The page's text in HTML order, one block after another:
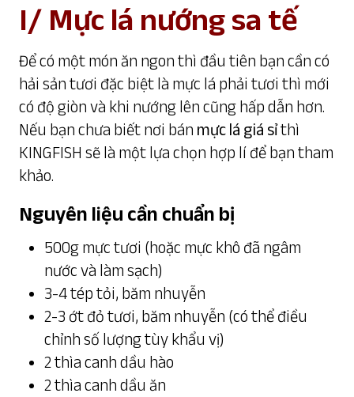
I/ Mực lá nướng sa tế
Để có một món ăn ngon thì đầu tiên bạn cần có
hải sản tươi đặc biệt là mực lá phải tươi thì mới
có độ giòn và khi nướng lên cũng hấp dẫn hơn.
Nếu bạn chưa biết nơi bán mực lá giá sỉthì
KINGFISH sẽ là một lựa chọn hợp lí để bạn tham
khảo.
Nguyên liệu cần chuẩn bị
500g mực tươi (hoặc mực khô đã ngâm
nước và làm sạch)
3-4 tép tỏi, băm nhuyễn
2-3 ớt đỏ tươi, băm nhuyễn (có thể điều
chỉnh số lượng tùy khẩu vị)
2 thìa canh dầu hào
2 thìa canh dầu ăn